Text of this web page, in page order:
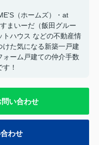
（ホームズ）・at
まいーだ（飯田グルー
トハウス などの不動産情
た気になる新築一戸建
ーム戸建ての仲介手数
！
い合わせ
わせ